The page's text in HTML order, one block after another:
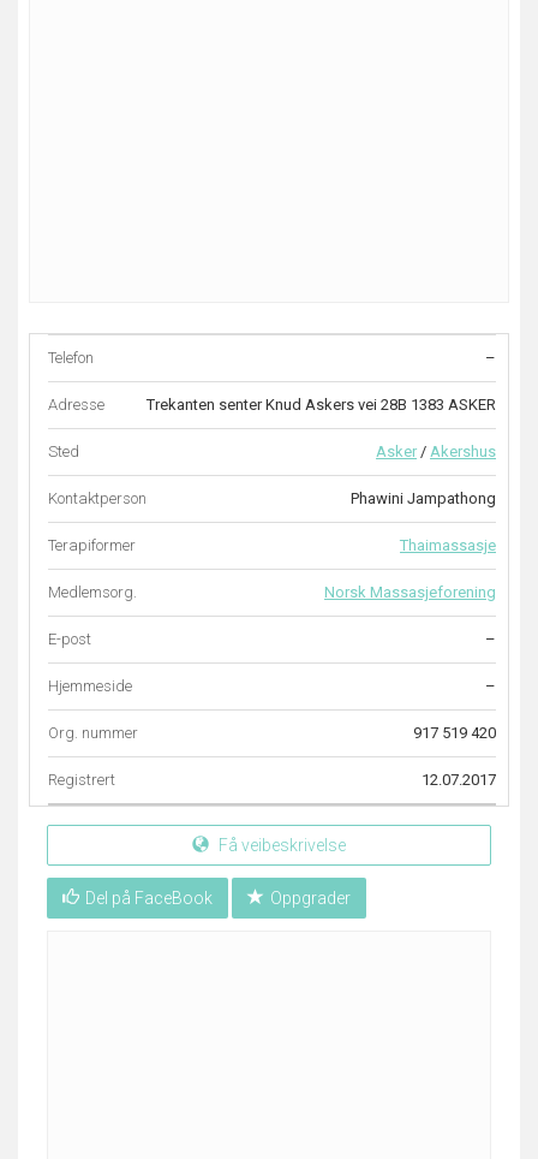
Telefon –
Adresse Trekanten senter Knud Askers vei 28B 1383 ASKER
Sted Asker / Akershus
Kontaktperson Phawini Jampathong
Terapiformer Thaimassasje
Medlemsorg. Norsk Massasjeforening
E-post –
Hjemmeside –
Org. nummer 917 519 420
Registrert 12.07.2017
Få veibeskrivelse
Del på FaceBook Oppgrader